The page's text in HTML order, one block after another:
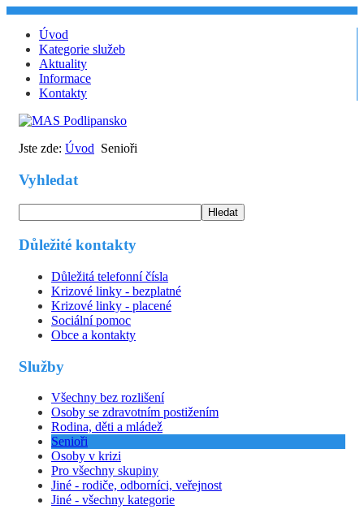
Úvod
Kategorie služeb
Aktuality
Informace
Kontakty
Jste zde: Úvod Senioři
Vyhledat
Hledat
Důležité kontakty
Důležitá telefonní čísla
Krizové linky - bezplatné
Krizové linky - placené
Sociální pomoc
Obce a kontakty
Služby
Všechny bez rozlišení
Osoby se zdravotním postižením
Rodina, děti a mládež
Senioři
Osoby v krizi
Pro všechny skupiny
Jiné - rodiče, odborníci, veřejnost
Jiné - všechny kategorie